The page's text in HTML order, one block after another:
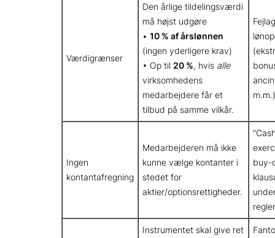
Værdigrænser
Den årlige tildelingsværdi
må højst udgøre
• 10 % af årslønnen
(ingen yderligere krav)
• Op til 20 %, hvis alle
virksomhedens
medarbejdere får et
tilbud på samme vilkår.
m.m.)
Ingen
kontantafregning
Medarbejderen må ikke
kunne vælge kontanter i
stedet for
aktier/optionsrettigheder.
buy-
Instrumentet skal give ret